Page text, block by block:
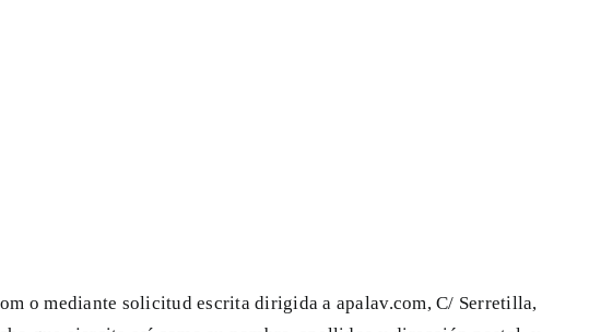
o mediante solicitud escrita dirigida a apalav.com, C/ Serretilla,